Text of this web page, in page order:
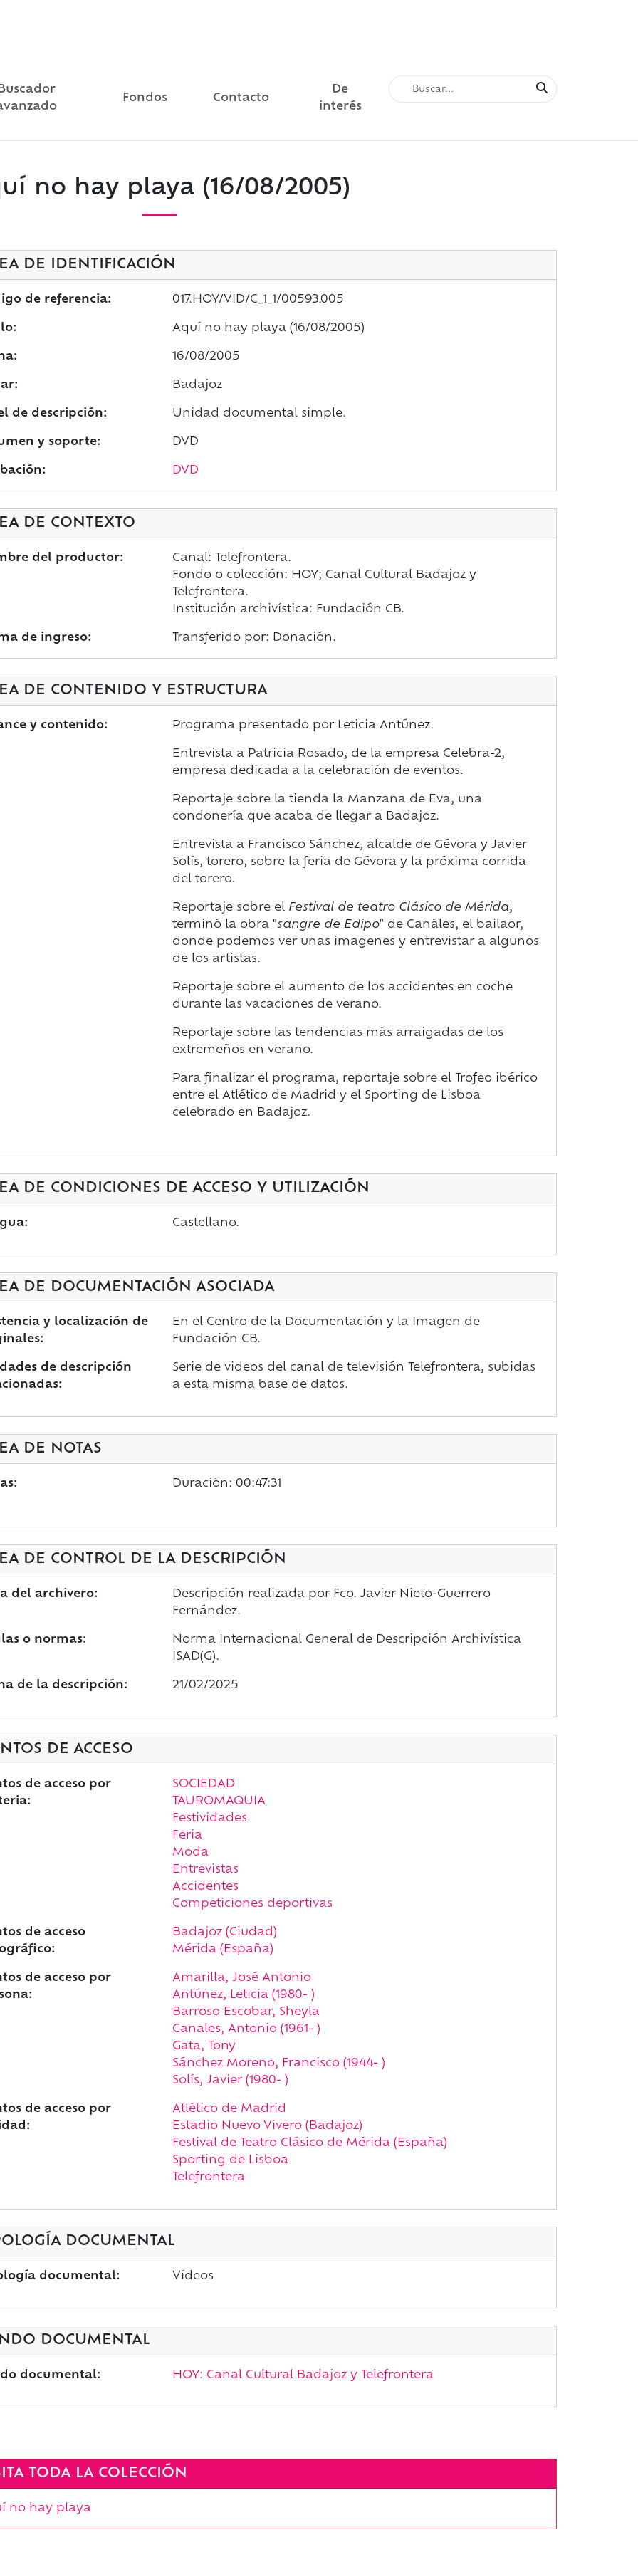
Fondos Contacto
De
interés
no hay playa (16/08/2005)
DE IDENTIFICACIÓN
de referencia: 017.HOY/VID/C_1_1/00593.005
Aquí no hay playa (16/08/2005)
16/08/2005
Badajoz
de descripción: Unidad documental simple.
y soporte: DVD
DVD
DE CONTEXTO
del productor:
Canal: Telefrontera.
Fondo o colección: HOY; Canal Cultural Badajoz y
Telefrontera.
Institución archivística: Fundación CB.
de ingreso: Transferido por: Donación.
DE CONTENIDO Y ESTRUCTURA
y contenido: Programa presentado por Leticia Antúnez.
Entrevista a Patricia Rosado, de la empresa Celebra-2,
empresa dedicada a la celebración de eventos.
Reportaje sobre la tienda la Manzana de Eva, una
condonería que acaba de llegar a Badajoz.
Entrevista a Francisco Sánchez, alcalde de Gévora y Javier
Solís, torero, sobre la feria de Gévora y la próxima corrida
del torero.
Reportaje sobre el Festival de teatro Clásico de Mérida,
terminó la obra "sangre de Edipo" de Canáles, el bailaor,
donde podemos ver unas imagenes y entrevistar a algunos
de los artistas.
Reportaje sobre el aumento de los accidentes en coche
durante las vacaciones de verano.
Reportaje sobre las tendencias más arraigadas de los
extremeños en verano.
Para finalizar el programa, reportaje sobre el Trofeo ibérico
entre el Atlético de Madrid y el Sporting de Lisboa
celebrado en Badajoz.
DE CONDICIONES DE ACCESO Y UTILIZACIÓN
Castellano.
DE DOCUMENTACIÓN ASOCIADA
y localización de
En el Centro de la Documentación y la Imagen de
Fundación CB.
de descripción
Serie de videos del canal de televisión Telefrontera, subidas
a esta misma base de datos.
DE NOTAS
Duración: 00:47:31
DE CONTROL DE LA DESCRIPCIÓN
del archivero:
Descripción realizada por Fco. Javier Nieto-Guerrero
Fernández.
o normas:
Norma Internacional General de Descripción Archivística
ISAD(G).
de la descripción: 21/02/2025
DE ACCESO
de acceso por
SOCIEDAD
TAUROMAQUIA
Festividades
Feria
Moda
Entrevistas
Accidentes
Competiciones deportivas
de acceso
Badajoz (Ciudad)
Mérida (España)
de acceso por
Amarilla, José Antonio
Antúnez, Leticia (1980- )
Barroso Escobar, Sheyla
Canales, Antonio (1961- )
Gata, Tony
Sánchez Moreno, Francisco (1944- )
Solís, Javier (1980- )
de acceso por
Atlético de Madrid
Estadio Nuevo Vivero (Badajoz)
Festival de Teatro Clásico de Mérida (España)
Sporting de Lisboa
Telefrontera
DOCUMENTAL
documental: Vídeos
DOCUMENTAL
documental: HOY: Canal Cultural Badajoz y Telefrontera
TODA LA COLECCIÓN
no hay playa